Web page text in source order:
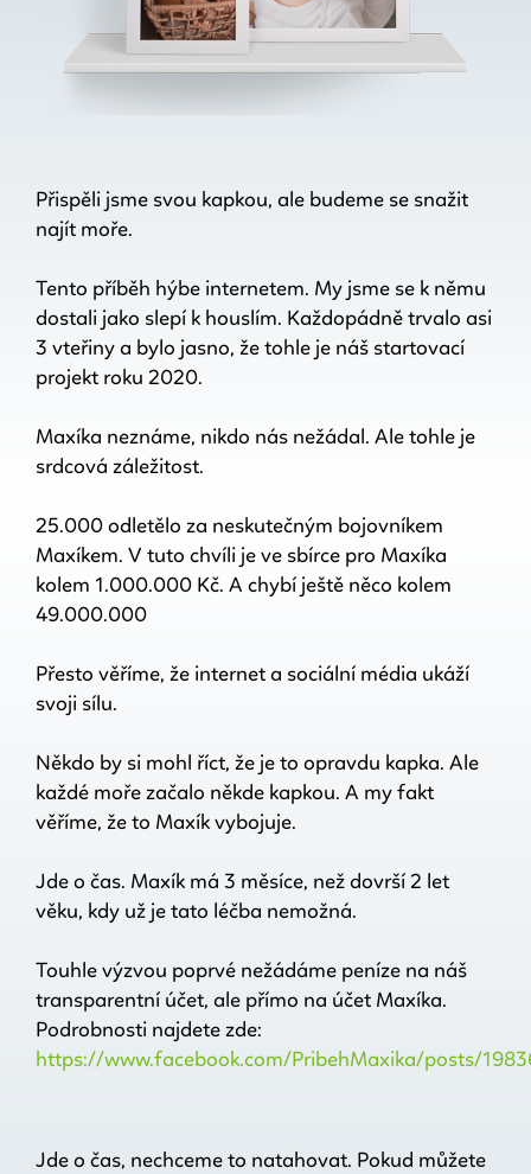
Přispěli jsme svou kapkou, ale budeme se snažit
najít moře.
Tento příběh hýbe internetem. My jsme se k němu
dostali jako slepí k houslím. Každopádně trvalo asi
3 vteřiny a bylo jasno, že tohle je náš startovací
projekt roku 2020.
Maxíka neznáme, nikdo nás nežádal. Ale tohle je
srdcová záležitost.
25.000 odletělo za neskutečným bojovníkem
Maxíkem. V tuto chvíli je ve sbírce pro Maxíka
kolem 1.000.000 Kč. A chybí ještě něco kolem
49.000.000
Přesto věříme, že internet a sociální média ukáží
svoji sílu.
Někdo by si mohl říct, že je to opravdu kapka. Ale
každé moře začalo někde kapkou. A my fakt
věříme, že to Maxík vybojuje.
Jde o čas. Maxík má 3 měsíce, než dovrší 2 let
věku, kdy už je tato léčba nemožná.
Touhle výzvou poprvé nežádáme peníze na náš
transparentní účet, ale přímo na účet Maxíka.
Podrobnosti najdete zde:
https://www.facebook.com/PribehMaxika/posts/
Jde o čas, nechceme to natahovat. Pokud můžete